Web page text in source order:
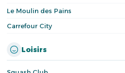
Le Moulin des Pains
Carrefour City
Loisirs